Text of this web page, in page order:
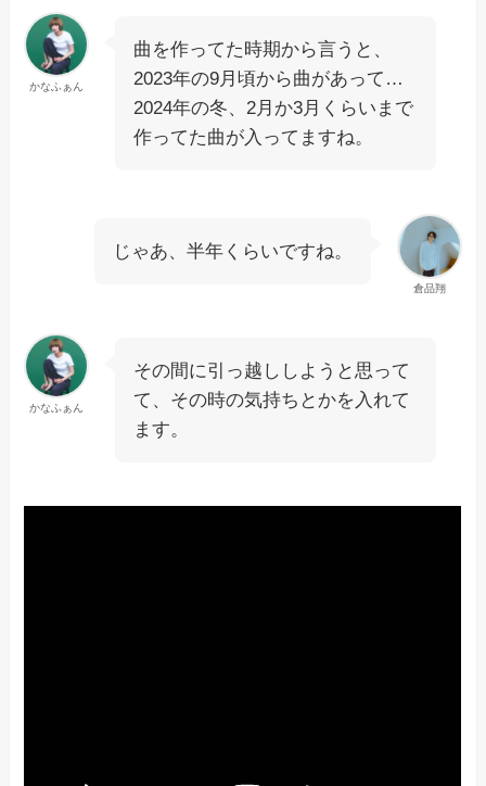
かなふぁん
曲を作ってた時期から言うと、
2023年の9月頃から曲があって…
2024年の冬、2月か3月くらいまで
作ってた曲が入ってますね。
倉品翔
じゃあ、半年くらいですね。
かなふぁん
その間に引っ越ししようと思って
て、その時の気持ちとかを入れて
ます。